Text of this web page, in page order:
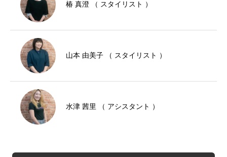
椿 真澄 （ スタイリスト ）
山本 由美子 （ スタイリスト ）
水津 茜里 （ アシスタント ）